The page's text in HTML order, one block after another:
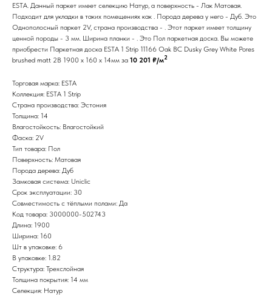
ESTA. Данный паркет имеет селекцию Натур, а поверхность - Лак Матовая.
Подходит для укладки в таких помещениях как . Порода дерева у него - Дуб. Это
Однополосный паркет 2V, страна производства - . Этот паркет имеет толщину
ценной породы - 3 мм. Ширина планки - . Это Пол паркетная доска. Вы можете
приобрести Паркетная доска ESTA 1 Strip 11166 Oak BC Dusky Grey White Pores
brushed matt 2B 1900 x 160 x 14мм за 10 201 ₽/м2
Торговая марка: ESTA
Коллекция: ESTA 1 Strip
Страна производства: Эстония
Толщина: 14
Влагостойкость: Влагостойкий
Фаска: 2V
Тип товара: Пол
Поверхность: Матовая
Порода дерева: Дуб
Замковая система: Uniclic
Срок эксплуатации: 30
Совместимость с тёплыми полами: Да
Код товара: 3000000-502743
Длина: 1900
Ширина: 160
Шт в упаковке: 6
В упаковке: 1.82
Структура: Трехслойная
Толщина покрытия: 14 мм
Селекция: Натур